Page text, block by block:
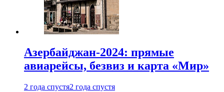
Азербайджан-2024: прямые
авиарейсы, безвиз и карта «Мир»
2 года спустя2 года спустя